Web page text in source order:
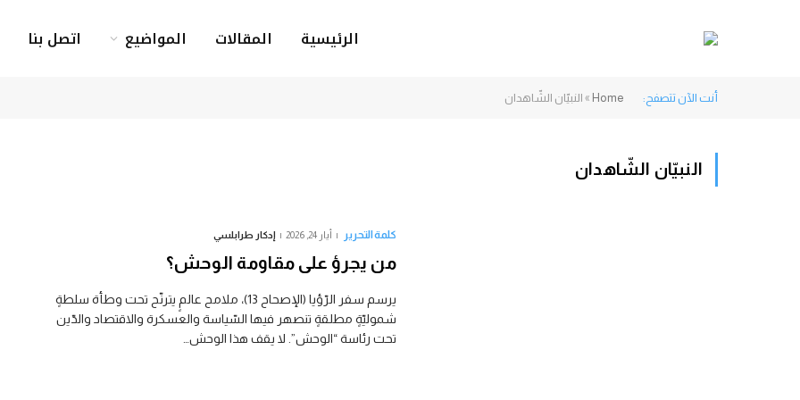
الرئيسية المقالات المواضيع اتصل بنا
أنت الآن تتصفح: Home
» النبيّان الشّاهدان
النبيّان الشّاهدان
كلمة التحرير أيار 24, 2026 إدكار طرابلسي
من يجرؤ على مقاومة الوحش؟
يرسم سفر الرّؤيا (الإصحاح 13)، ملامح عالمٍ يترنّح تحت وطأة سلطةٍ
شموليّةٍ مطلقةٍ تنصهر فيها السّياسة والعسكرة والاقتصاد والدّين
تحت رئاسة “الوحش”. لا يقف هذا الوحش…